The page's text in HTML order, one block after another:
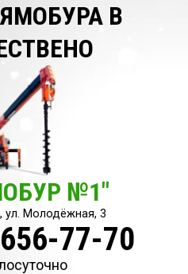
В
№1"
Молодёжная, 3
77-70